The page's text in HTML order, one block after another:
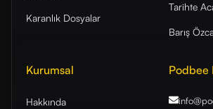
Karanlık Dosyalar
Tarihte
Barış
Kurumsal
Hakkında
Podbee